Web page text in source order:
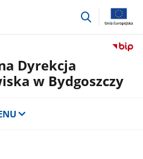
przejdź
Dyrekcja
w Bydgoszczy